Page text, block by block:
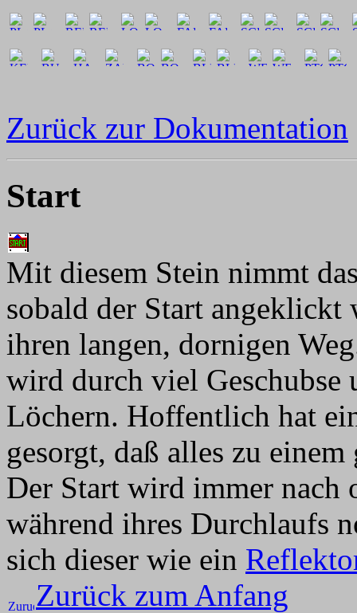
Zurück zur Dokumentation
Start
Mit diesem Stein nimmt
sobald der Start
ihren langen, dornigen
wird durch viel Geschubse
Löchern. Hoffentlich hat
gesorgt, daß alles zu
Der Start wird immer nach
während ihres Durchlaufs
sich dieser wie ein
Zurück zum Anfang